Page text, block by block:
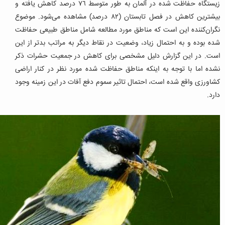
زیستگاه حفاظت شده در آلمان به طور متوسط ٧٦ درصد کاهش یافته و
بیشترین کاهش در فصل تابستان (٨٢ درصد) مشاهده می‌شود. موضوع
نگران‌کننده این است که مناطق مورد مطالعه شامل مناطق طبیعی حفاظت
شده بوده و به احتمال زیاد، وضعیت در نقاط دیگر به مراتب بدتر از این
است. در این گزارش دلیل مشخصی برای کاهش در جمعیت حشرات ذکر
نشده اما با توجه به اینکه مناطق حفاظت شده مورد نظر در کنار اراضی
کشاورزی واقع شده است، احتمال تاثیر سموم دفع آفات در این زمینه وجود
دارد.